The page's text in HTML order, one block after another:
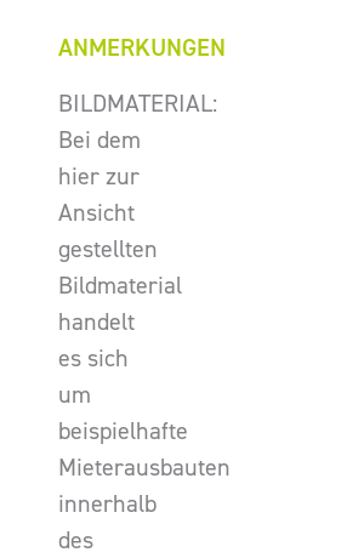
ANMERKUNGEN
BILDMATERIAL:
Bei dem
hier zur
Ansicht
gestellten
Bildmaterial
handelt
es sich
um
beispielhafte
Mieterausbauten
innerhalb
des